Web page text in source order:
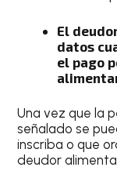
El
datos
el pago
Una vez que la
señalado se
inscriba o que
deudor